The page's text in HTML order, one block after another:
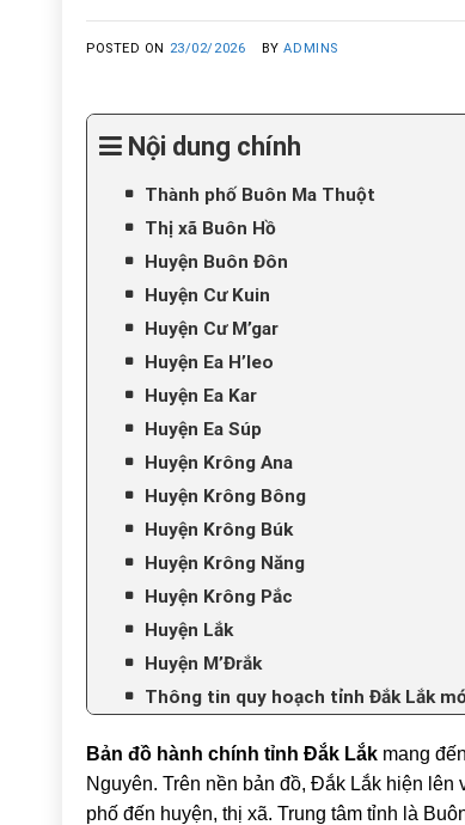
POSTED ON 23/02/2026 BYADMINS
Nội dung chính
Thành phố Buôn Ma Thuột
Thị xã Buôn Hồ
Huyện Buôn Đôn
Huyện Cư Kuin
Huyện Cư M’gar
Huyện Ea H’leo
Huyện Ea Kar
Huyện Ea Súp
Huyện Krông Ana
Huyện Krông Bông
Huyện Krông Búk
Huyện Krông Năng
Huyện Krông Pắc
Huyện Lắk
Huyện M’Đrắk
Thông tin quy hoạch tỉnh Đắk Lắk
Bản đồ hành chính tỉnh Đắk Lắk mang
Nguyên. Trên nền bản đồ, Đắk Lắk hiện lên
phố đến huyện, thị xã. Trung tâm tỉnh là